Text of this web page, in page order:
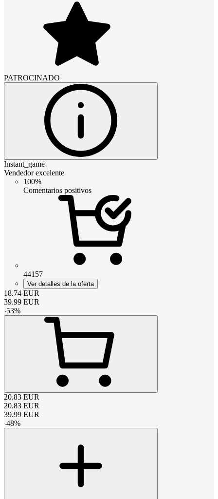
PATROCINADO
Instant_game
Vendedor excelente
100%
Comentarios positivos
44157
Ver detalles de la oferta
18.74 EUR
39.99 EUR
-53%
20.83 EUR
20.83 EUR
39.99 EUR
-48%